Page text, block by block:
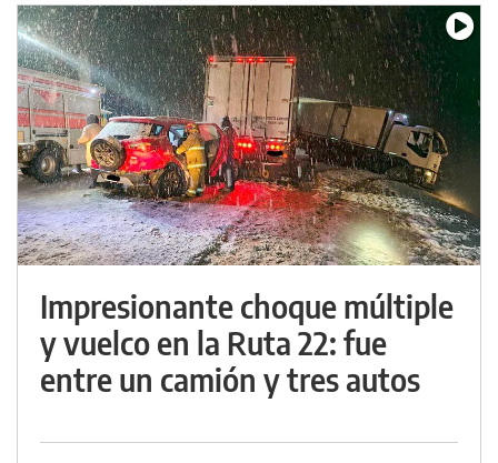
Impresionante choque múltiple
y vuelco en la Ruta 22: fue
entre un camión y tres autos